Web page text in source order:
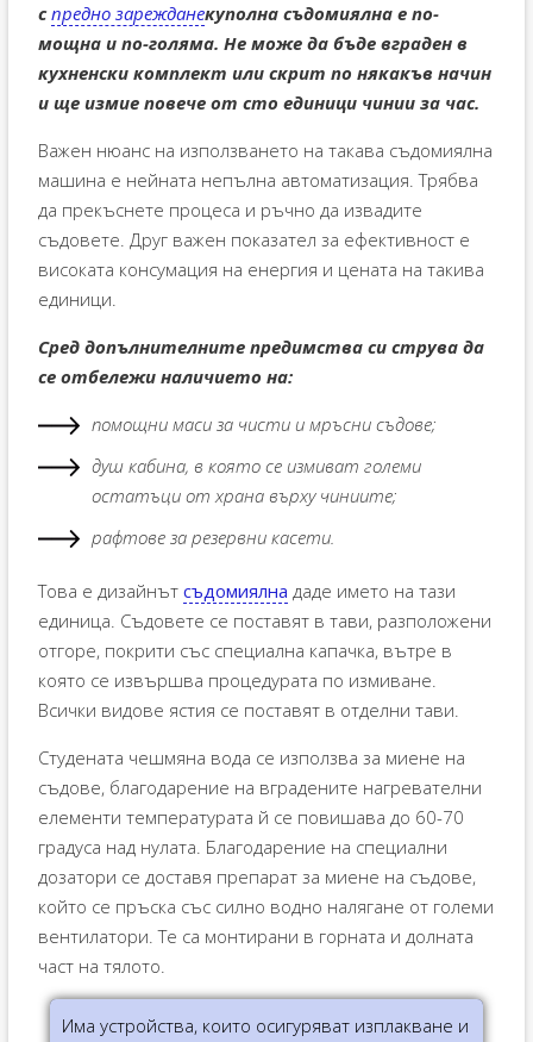
спредно зарежданекуполна съдомиялна е по-
мощна и по-голяма. Не може да бъде вграден в
кухненски комплект или скрит по някакъв начин
и ще измие повече от сто единици чинии за час.
Важен нюанс на използването на такава съдомиялна
машина е нейната непълна автоматизация. Трябва
да прекъснете процеса и ръчно да извадите
съдовете. Друг важен показател за ефективност е
високата консумация на енергия и цената на такива
единици.
Сред допълнителните предимства си струва да
се отбележи наличието на:
помощни маси за чисти и мръсни съдове;
душ кабина, в която се измиват големи
остатъци от храна върху чиниите;
рафтове за резервни касети.
Това е дизайнът съдомиялна даде името на тази
единица. Съдовете се поставят в тави, разположени
отгоре, покрити със специална капачка, вътре в
която се извършва процедурата по измиване.
Всички видове ястия се поставят в отделни тави.
Студената чешмяна вода се използва за миене на
съдове, благодарение на вградените нагревателни
елементи температурата й се повишава до 60-70
градуса над нулата. Благодарение на специални
дозатори се доставя препарат за миене на съдове,
който се пръска със силно водно налягане от големи
вентилатори. Те са монтирани в горната и долната
част на тялото.
Има устройства, които осигуряват изплакване и